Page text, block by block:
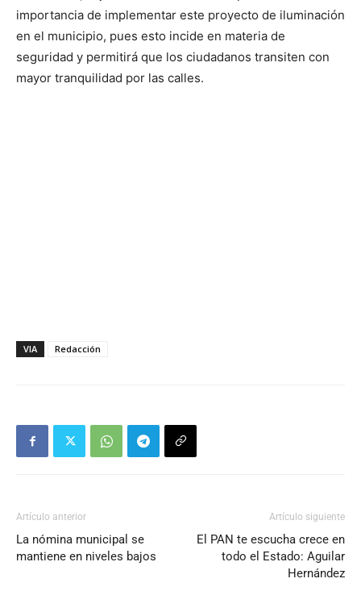
importancia de implementar este proyecto de iluminación
en el municipio, pues esto incide en materia de
seguridad y permitirá que los ciudadanos transiten con
mayor tranquilidad por las calles.
VIA Redacción
Artículo anterior
La nómina municipal se
mantiene en niveles bajos
Artículo siguiente
El PAN te escucha crece en
todo el Estado: Aguilar
Hernández